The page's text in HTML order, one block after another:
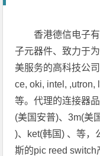
香港德信电子
子元器件、致力于
美服务的高科技公
ce, oki, intel, ,utron,
等。代理的连接器
(美国安普)、3m(美
)、ket(韩国) 、等，
斯的pic reed switch